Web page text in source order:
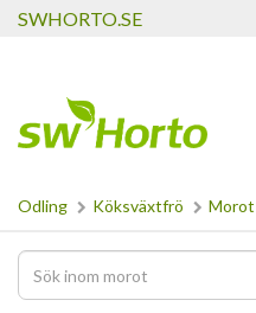
SWHORTO.SE
Odling Köksväxtfrö Morot